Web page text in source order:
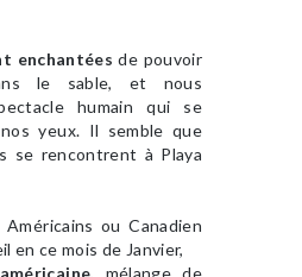
enchantées de pouvoir
le sable, et nous
humain qui se
yeux. Il semble que
se rencontrent à Playa
Américains ou Canadien
en ce mois de Janvier,
, mélange de